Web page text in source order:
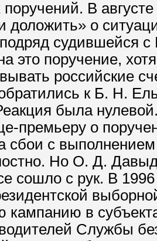
поручений. В
доложить» о
подряд судившейся
это поручение,
российские
к Б. Н.
была
премьеру о
сбои с
Но О. Д.
сошло с рук. В
кампанию в
Службы